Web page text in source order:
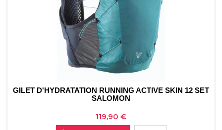
GILET D'HYDRATATION RUNNING ACTIVE SKIN 12 SET
SALOMON
Prix
119,90 €